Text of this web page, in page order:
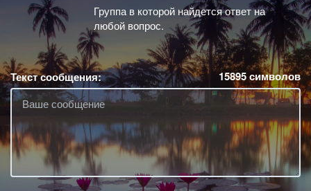
Группа в которой найдется ответ на
любой вопрос.
Текст сообщения: 15895символов